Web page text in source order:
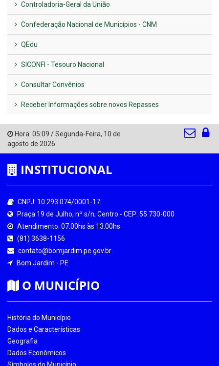
Controladoria-Geral da União
Confederação Nacional de Municípios - CNM
QEdu
SICONFI - Tesouro Nacional
Consultar Convênios
Receber Informações sobre novos Repasses
Hora: 05:09 /Segunda-Feira, 10 de
agosto de 2026
INSTITUCIONAL
CNPJ: 10.293.074/0001-17
Praça 19 de Julho, nº s/n, Centro - CEP: 55.730-000
Atendimento: 07:00hs às 13:00hs
(81) 3638-1156
contato@bomjardim.pe.gov.br
Bom Jardim - PE
O MUNICÍPIO
História do Município
Dados e Características
Geografia
Dados Econômicos
Símbolos do Município